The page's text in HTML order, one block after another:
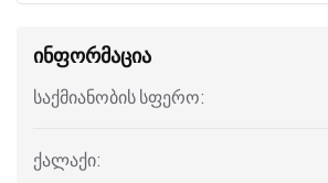
ინფორმაცია
საქმიანობის სფერო:
ქალაქი: